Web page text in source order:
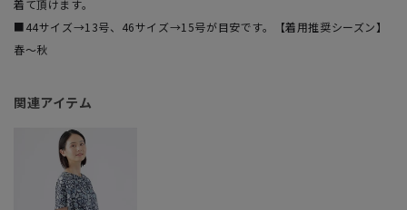
着て頂けます。
■44サイズ→13号、46サイズ→15号が目安です。【着用推奨シーズン】
春～秋
関連アイテム